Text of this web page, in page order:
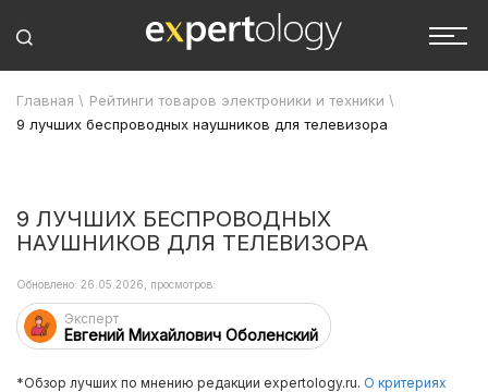
Главная \ Рейтинги товаров электроники и техники \
9 лучших беспроводных наушников для телевизора
9 ЛУЧШИХ БЕСПРОВОДНЫХ
НАУШНИКОВ ДЛЯ ТЕЛЕВИЗОРА
Эксперт
Евгений Михайлович Оболенский
Обновлено: 26.05.2026, просмотров:
*Обзор лучших по мнению редакции expertology.ru. О критериях